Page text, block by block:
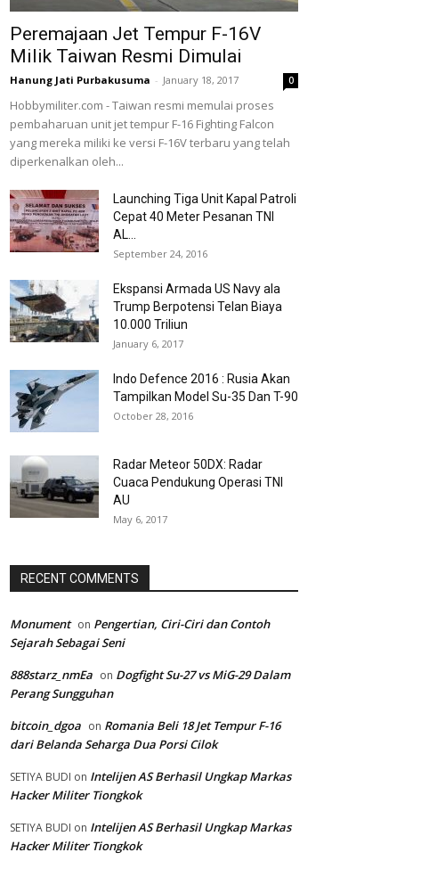
Peremajaan Jet Tempur F-16V
Milik Taiwan Resmi Dimulai
Hanung Jati Purbakusuma - January 18, 2017 0
Hobbymiliter.com - Taiwan resmi memulai proses
pembaharuan unit jet tempur F-16 Fighting Falcon
yang mereka miliki ke versi F-16V terbaru yang telah
diperkenalkan oleh...
Launching Tiga Unit Kapal Patroli
Cepat 40 Meter Pesanan TNI
AL...
September 24, 2016
Ekspansi Armada US Navy ala
Trump Berpotensi Telan Biaya
10.000 Triliun
January 6, 2017
Indo Defence 2016 : Rusia Akan
Tampilkan Model Su-35 Dan T-90
October 28, 2016
Radar Meteor 50DX: Radar
Cuaca Pendukung Operasi TNI
AU
May 6, 2017
RECENT COMMENTS
Monument on Pengertian, Ciri-Ciri dan Contoh
Sejarah Sebagai Seni
888starz_nmEa on Dogfight Su-27 vs MiG-29 Dalam
Perang Sungguhan
bitcoin_dgoa on Romania Beli 18 Jet Tempur F-16
dari Belanda Seharga Dua Porsi Cilok
SETIYA BUDI on Intelijen AS Berhasil Ungkap Markas
Hacker Militer Tiongkok
SETIYA BUDI on Intelijen AS Berhasil Ungkap Markas
Hacker Militer Tiongkok